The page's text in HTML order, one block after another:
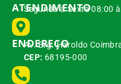
ATENDIMENTO
Segunda à Sexta 08:00
ENDEREÇO
Av. Brg. Haroldo
CEP: 68195-000